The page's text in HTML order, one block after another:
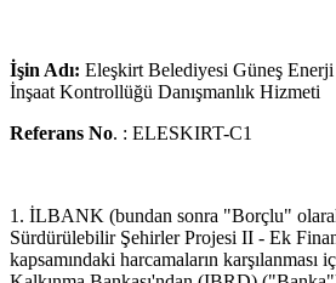
İşin Adı: Eleşkirt Belediyesi Güneş
İnşaat Kontrollüğü Danışmanlık Hizmeti
Referans No. : ELESKIRT-C1
1. İLBANK (bundan sonra "Borçlu"
Sürdürülebilir Şehirler Projesi II - Ek
kapsamındaki harcamaların karşılanması